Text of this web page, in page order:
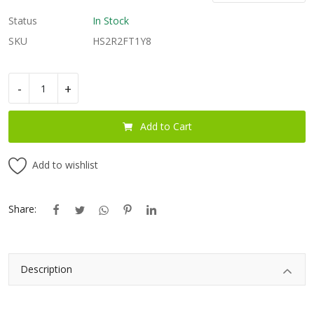
Contact
Blog
Special Offers
Register
Status
In Stock
SKU
HS2R2FT1Y8
- +
Add to Cart
Add to wishlist
Share:
Description